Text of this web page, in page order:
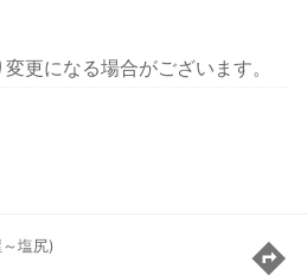
更になる場合がございます。
塩尻)